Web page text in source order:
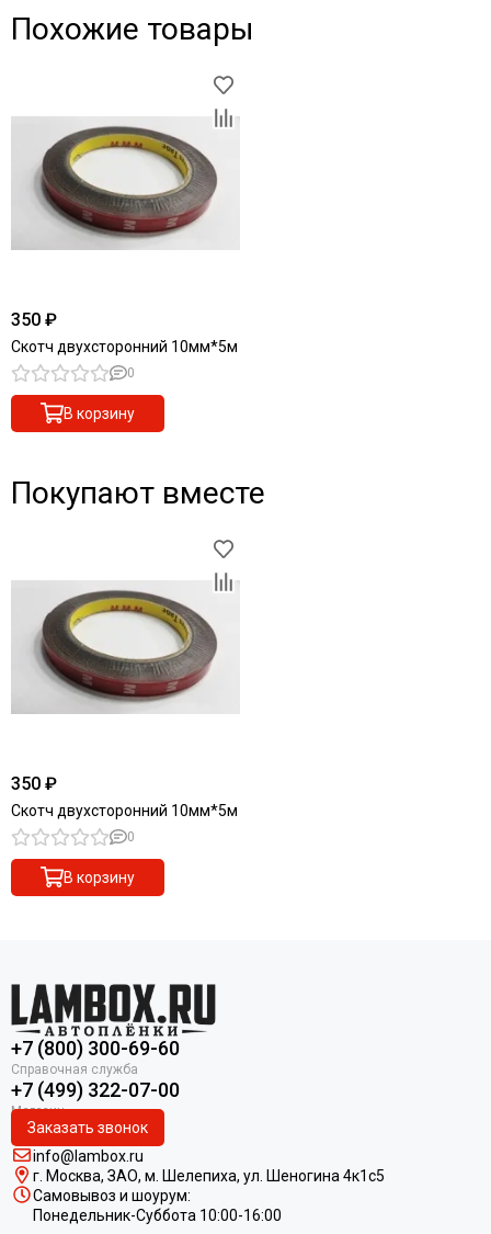
Похожие товары
350 ₽
Скотч двухсторонний 10мм*5м
0
В корзину
Покупают вместе
350 ₽
Скотч двухсторонний 10мм*5м
0
В корзину
+7 (800) 300-69-60
+7 (499) 322-07-00
Заказать звонок
info@lambox.ru
г. Москва, ЗАО, м. Шелепиха, ул. Шеногина 4к1c5
Самовывоз и шоурум:
Понедельник-Суббота 10:00-16:00